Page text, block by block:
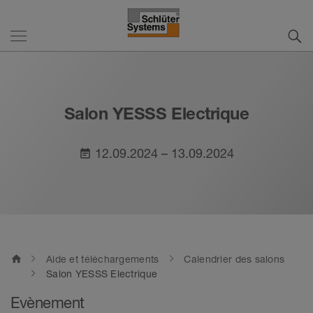
Salon YESSS Electrique
event_note 12.09.2024 – 13.09.2024
home Aide et téléchargements
Calendrier des salons
Salon YESSS Electrique
Evènement